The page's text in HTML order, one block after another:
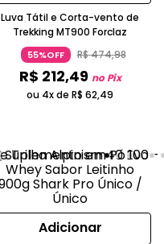
Luva Tátil e Corta-vento de
Trekking MT900 Forclaz
55%OFF R$474,98
R$ 212,49 no Pix
ou 4x de R$ 62,49
Adicionar